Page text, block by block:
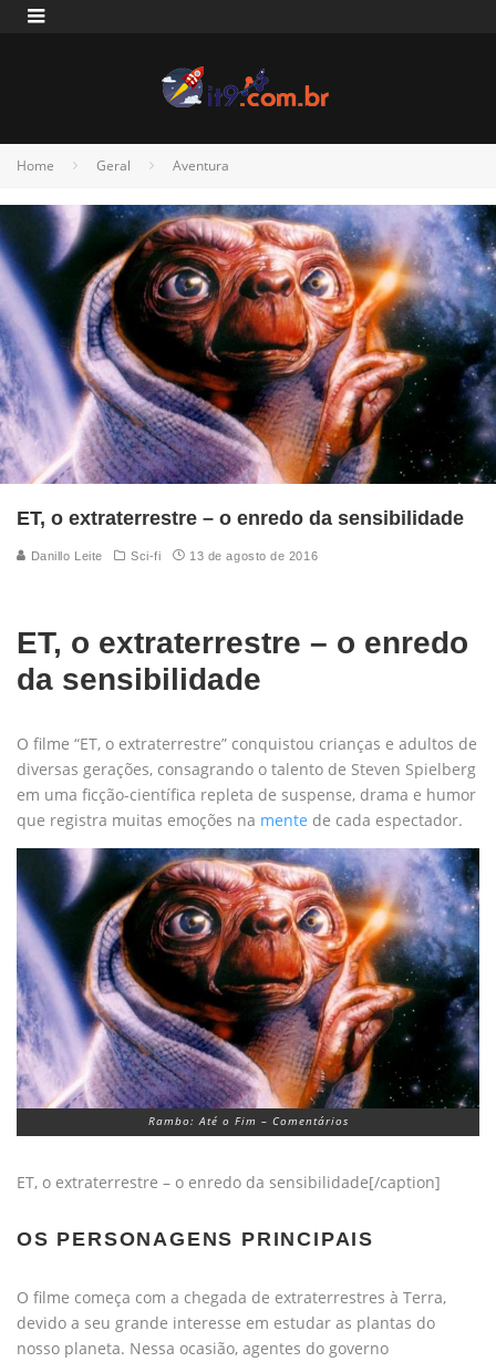
Home Geral Aventura
ET, o extraterrestre – o enredo da sensibilidade
Danillo Leite Sci-fi 13 de agosto de 2016
ET, o extraterrestre – o enredo
da sensibilidade
O filme “ET, o extraterrestre” conquistou crianças e adultos de
diversas gerações, consagrando o talento de Steven Spielberg
em uma ficção-científica repleta de suspense, drama e humor
que registra muitas emoções na mente de cada espectador.
Rambo: Até o Fim – Comentários
ET, o extraterrestre – o enredo da sensibilidade[/caption]
OS PERSONAGENS PRINCIPAIS
O filme começa com a chegada de extraterrestres à Terra,
devido a seu grande interesse em estudar as plantas do
nosso planeta. Nessa ocasião, agentes do governo